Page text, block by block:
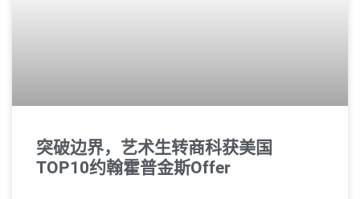
突破边界，艺术生转商科获美国
TOP10约翰霍普金斯Offer